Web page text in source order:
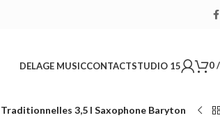
DELAGE MUSICCONTACTSTUDIO 15 0/
3,5 l Saxophone Baryton